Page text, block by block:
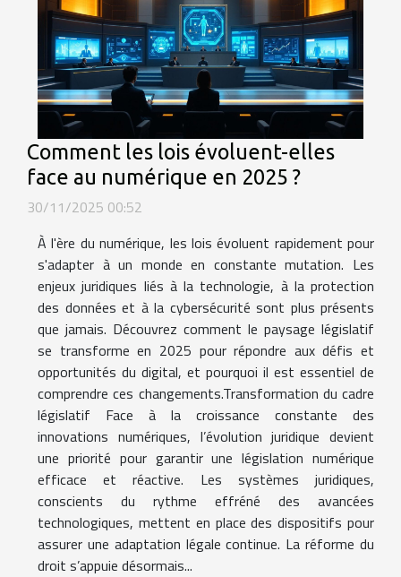
Comment les lois évoluent-elles
face au numérique en 2025 ?
30/11/2025 00:52
À l'ère du numérique, les lois évoluent rapidement pour
s'adapter à un monde en constante mutation. Les
enjeux juridiques liés à la technologie, à la protection
des données et à la cybersécurité sont plus présents
que jamais. Découvrez comment le paysage législatif
se transforme en 2025 pour répondre aux défis et
opportunités du digital, et pourquoi il est essentiel de
comprendre ces changements.Transformation du cadre
législatif Face à la croissance constante des
innovations numériques, l’évolution juridique devient
une priorité pour garantir une législation numérique
efficace et réactive. Les systèmes juridiques,
conscients du rythme effréné des avancées
technologiques, mettent en place des dispositifs pour
assurer une adaptation légale continue. La réforme du
droit s’appuie désormais...